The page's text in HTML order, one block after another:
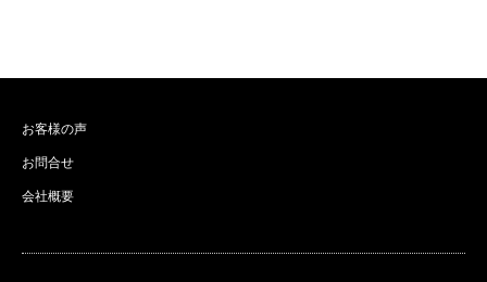
お客様の声
お問合せ
会社概要